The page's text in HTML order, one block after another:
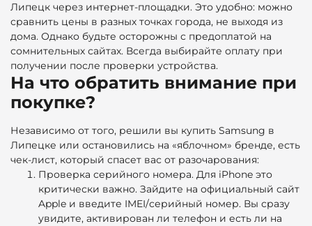
Липецк через интернет-площадки. Это удобно: можно
сравнить цены в разных точках города, не выходя из
дома. Однако будьте осторожны с предоплатой на
сомнительных сайтах. Всегда выбирайте оплату при
получении после проверки устройства.
На что обратить внимание при
покупке?
Независимо от того, решили вы купить Samsung в
Липецке или остановились на «яблочном» бренде, есть
чек-лист, который спасет вас от разочарования:
Проверка серийного номера. Для iPhone это
критически важно. Зайдите на официальный сайт
Apple и введите IMEI/серийный номер. Вы сразу
увидите, активирован ли телефон и есть ли на